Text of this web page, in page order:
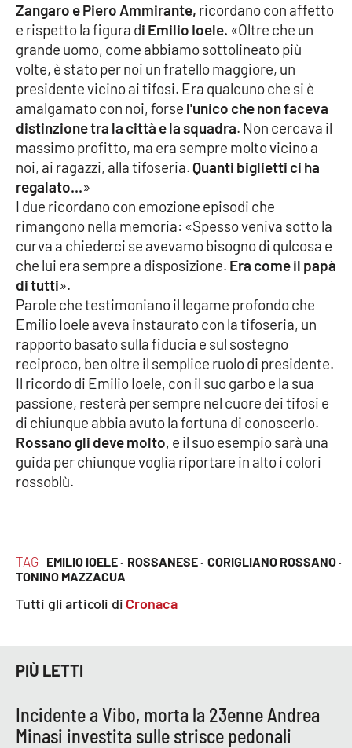
TAG EMILIO IOELE · ROSSANESE · CORIGLIANO ROSSANO ·
TONINO MAZZACUA
Tutti gli articoli di Cronaca
Zangaro e Piero Ammirante, ricordano con affetto
e rispetto la figura di Emilio Ioele. «Oltre che un
grande uomo, come abbiamo sottolineato più
volte, è stato per noi un fratello maggiore, un
presidente vicino ai tifosi. Era qualcuno che si è
amalgamato con noi, forse l'unico che non faceva
distinzione tra la città e la squadra. Non cercava il
massimo profitto, ma era sempre molto vicino a
noi, ai ragazzi, alla tifoseria.Quanti biglietti ci ha
regalato...»
I due ricordano con emozione episodi che
rimangono nella memoria: «Spesso veniva sotto la
curva a chiederci se avevamo bisogno di qulcosa e
che lui era sempre a disposizione. Era come il papà
di tutti».
Parole che testimoniano il legame profondo che
Emilio Ioele aveva instaurato con la tifoseria, un
rapporto basato sulla fiducia e sul sostegno
reciproco, ben oltre il semplice ruolo di presidente.
Il ricordo di Emilio Ioele, con il suo garbo e la sua
passione, resterà per sempre nel cuore dei tifosi e
di chiunque abbia avuto la fortuna di conoscerlo.
Rossano gli deve molto, e il suo esempio sarà una
guida per chiunque voglia riportare in alto i colori
rossoblù.
PIÙ LETTI
Incidente a Vibo, morta la 23enne Andrea
Minasi investita sulle strisce pedonali